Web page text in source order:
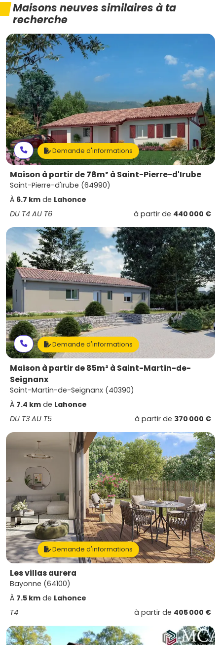
Maisons neuves similaires à ta
recherche
Demande d'informations
Maison à partir de 78m² à Saint-Pierre-d'Irube
Saint-Pierre-d'Irube (64990)
À 6.7 km de Lahonce
DU T4 AU T6
à partir de 440 000 €
Demande d'informations
Maison à partir de 85m² à Saint-Martin-de-
Seignanx
Saint-Martin-de-Seignanx (40390)
À 7.4 km de Lahonce
DU T3 AU T5
à partir de 370 000 €
Demande d'informations
Les villas aurera
Bayonne (64100)
À 7.5 km de Lahonce
T4
à partir de 405 000 €